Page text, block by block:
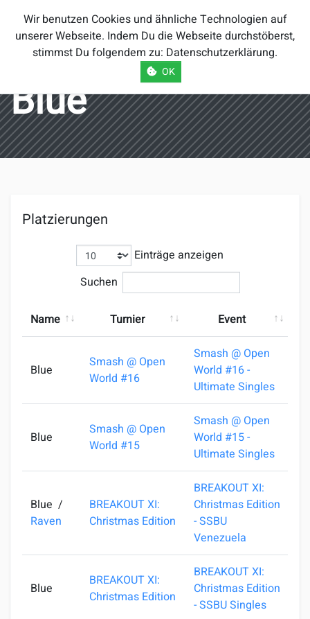
Smash Brothers
Österreich
Blue
Platzierungen
Einträge anzeigen
Suchen
Name Turnier Event
Blue
Smash @ Open
World #16
Smash @ Open
World #16 -
Ultimate Singles
Blue
Smash @ Open
World #15
Smash @ Open
World #15 -
Ultimate Singles
Blue /
Raven
BREAKOUT XI:
Christmas Edition
BREAKOUT XI:
Christmas Edition
- SSBU
Venezuela
Blue
BREAKOUT XI:
Christmas Edition
BREAKOUT XI:
Christmas Edition
- SSBU Singles
Wir benutzen Cookies und ähnliche Technologien auf
unserer Webseite. Indem Du die Webseite durchstöberst,
stimmst Du folgendem zu: Datenschutzerklärung.
OK